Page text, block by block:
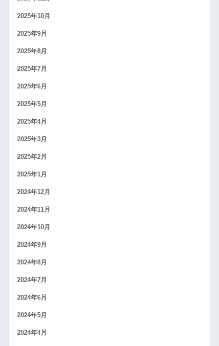
2025年10月
2025年9月
2025年8月
2025年7月
2025年6月
2025年5月
2025年4月
2025年3月
2025年2月
2025年1月
2024年12月
2024年11月
2024年10月
2024年9月
2024年8月
2024年7月
2024年6月
2024年5月
2024年4月